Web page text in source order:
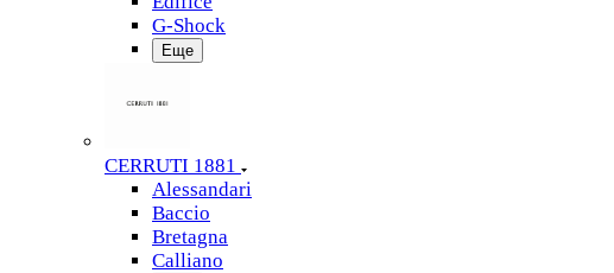
G-Shock
Еще
CERRUTI 1881
Alessandari
Baccio
Bretagna
Calliano